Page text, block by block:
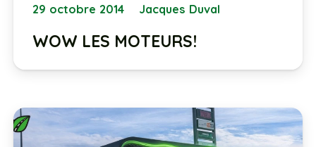
29 octobre 2014 Jacques Duval
WOW LES MOTEURS!